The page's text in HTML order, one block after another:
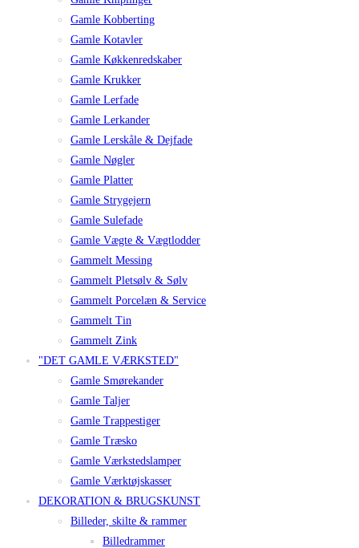
Gamle Kobberting
Gamle Kotavler
Gamle Køkkenredskaber
Gamle Krukker
Gamle Lerfade
Gamle Lerkander
Gamle Lerskåle & Dejfade
Gamle Nøgler
Gamle Platter
Gamle Strygejern
Gamle Sulefade
Gamle Vægte & Vægtlodder
Gammelt Messing
Gammelt Pletsølv & Sølv
Gammelt Porcelæn & Service
Gammelt Tin
Gammelt Zink
"DET GAMLE VÆRKSTED"
Gamle Smørekander
Gamle Taljer
Gamle Trappestiger
Gamle Træsko
Gamle Værkstedslamper
Gamle Værktøjskasser
DEKORATION & BRUGSKUNST
Billeder, skilte & rammer
Billedrammer